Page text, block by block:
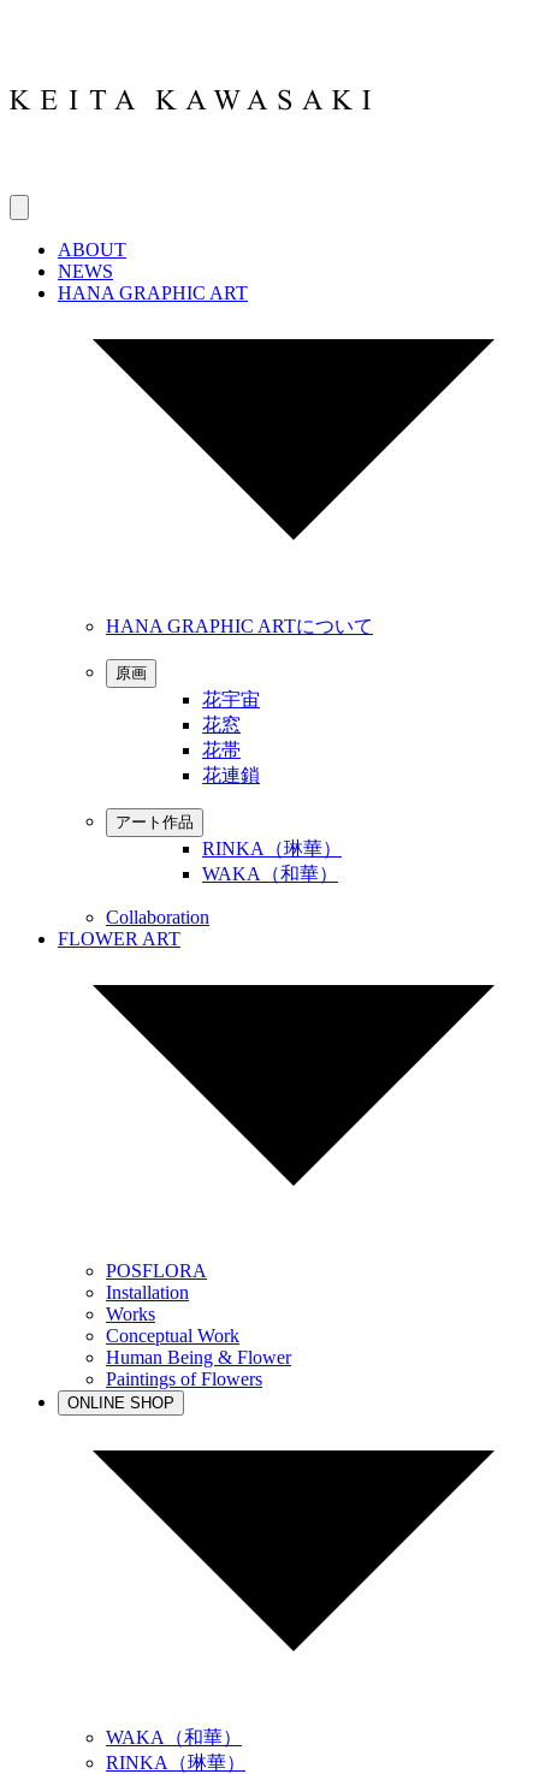
ABOUT
NEWS
HANA GRAPHIC ART
HANA GRAPHIC ARTについて
原画
花宇宙
花窓
花帯
花連鎖
アート作品
RINKA（琳華）
WAKA（和華）
Collaboration
FLOWER ART
POSFLORA
Installation
Works
Conceptual Work
Human Being & Flower
Paintings of Flowers
ONLINE SHOP
WAKA（和華）
RINKA（琳華）